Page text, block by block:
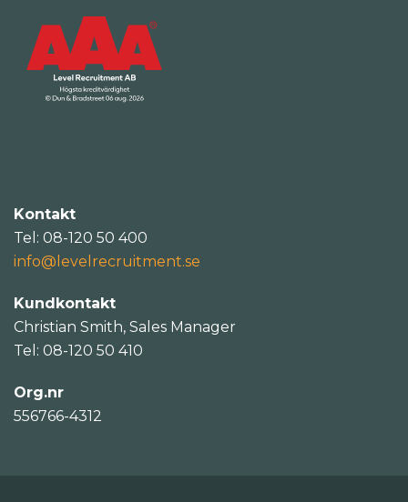
Kontakt
Tel: 08-120 50 400
info@levelrecruitment.se
Kundkontakt
Christian Smith, Sales Manager
Tel: 08-120 50 410
Org.nr
556766-4312